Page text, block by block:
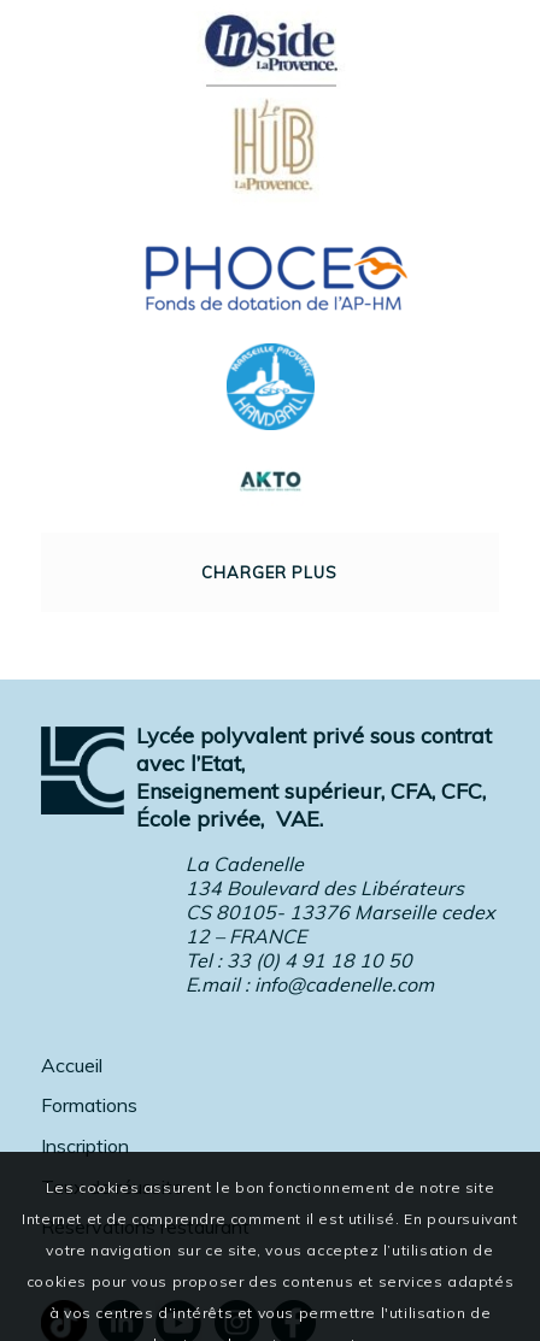
CHARGER PLUS
Lycée polyvalent privé sous contrat
avec l’Etat,
Enseignement supérieur, CFA, CFC,
École privée, VAE.
La Cadenelle
134 Boulevard des Libérateurs
CS 80105- 13376 Marseille cedex
12 – FRANCE
Tel : 33 (0) 4 91 18 10 50
E.mail : info@cadenelle.com
Accueil
Formations
Inscription
Taux de réussite
Réservations restaurant
Les cookies assurent le bon fonctionnement de notre site
Internet et de comprendre comment il est utilisé. En poursuivant
votre navigation sur ce site, vous acceptez l’utilisation de
cookies pour vous proposer des contenus et services adaptés
à vos centres d’intérêts et vous permettre l'utilisation de